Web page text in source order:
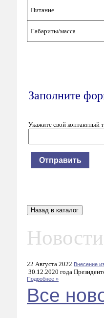
Питание
Габариты/масса
Заполните
Укажите свой контактный
22 Августа 2022 Внесение
30.12.2020 года
Подробнее »
Все